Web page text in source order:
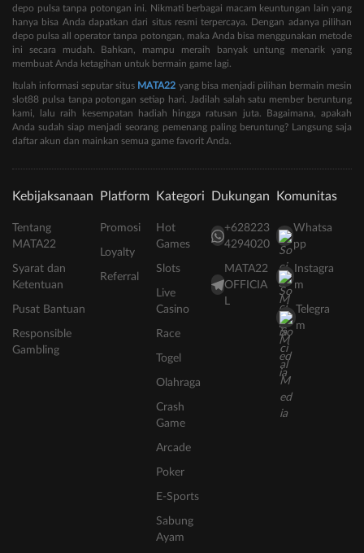
depo pulsa tanpa potongan ini. Nikmati berbagai macam keuntungan lain yang
hanya bisa Anda dapatkan dari situs resmi terpercaya. Dengan adanya pilihan
depo pulsa all operator tanpa potongan, maka Anda bisa menggunakan metode
ini secara mudah. Bahkan, mampu meraih banyak untung menarik yang
membuat Anda ketagihan untuk bermain game lagi.
Itulah informasi seputar situs MATA22 yang bisa menjadi pilihan bermain mesin
slot88 pulsa tanpa potongan setiap hari. Jadilah salah satu member beruntung
kami, lalu raih kesempatan hadiah hingga ratusan juta. Bagaimana, apakah
Anda sudah siap menjadi seorang pemenang paling beruntung? Langsung saja
daftar akun dan mainkan semua game favorit Anda.
Kebijaksanaan
Tentang
MATA22
Syarat dan
Ketentuan
Pusat Bantuan
Responsible
Gambling
Platform
Promosi
Loyalty
Referral
Kategori
Hot
Games
Slots
Live
Casino
Race
Togel
Olahraga
Crash
Game
Arcade
Poker
E-Sports
Sabung
Ayam
Dukungan
+628223
4294020
MATA22
OFFICIA
L
Komunitas
Whatsa
pp
Instagra
m
Telegra
m